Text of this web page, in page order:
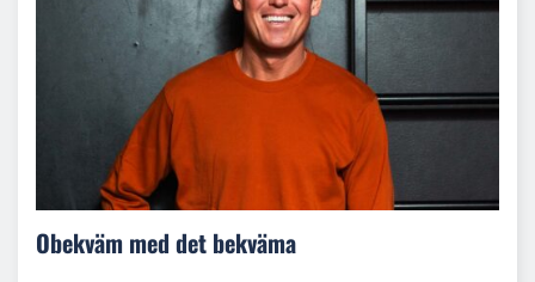
Obekväm med det bekväma